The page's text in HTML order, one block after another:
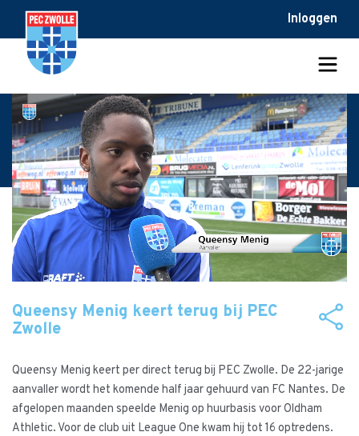
Inloggen
Queensy Menig keert terug bij PEC
Zwolle
Queensy Menig keert per direct terug bij PEC Zwolle. De 22-jarige
aanvaller wordt het komende half jaar gehuurd van FC Nantes. De
afgelopen maanden speelde Menig op huurbasis voor Oldham
Athletic. Voor de club uit League One kwam hij tot 16 optredens.